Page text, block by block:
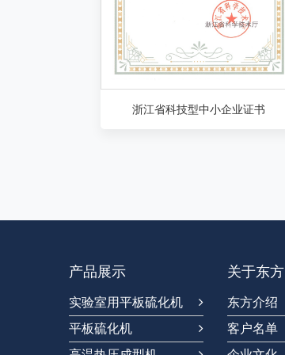
浙江省科技型中小企业证书
产品展示
实验室用平板硫化机
平板硫化机
关于东方
东方介绍
客户名单